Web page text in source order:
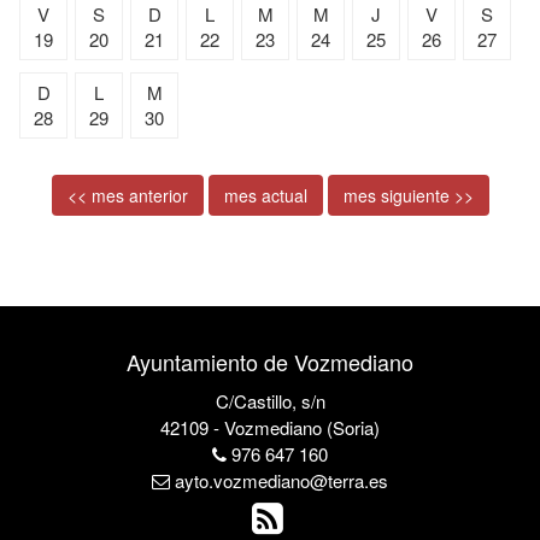
V
19
S
20
D
21
L
22
M
23
M
24
J
25
V
26
S
27
D
28
L
29
M
30
<< mes anterior mes actual mes siguiente >>
Ayuntamiento de Vozmediano
C/Castillo, s/n
42109 - Vozmediano (Soria)
976 647 160
ayto.vozmediano@terra.es